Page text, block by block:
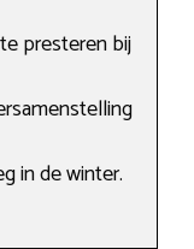
presteren bij
in de winter.